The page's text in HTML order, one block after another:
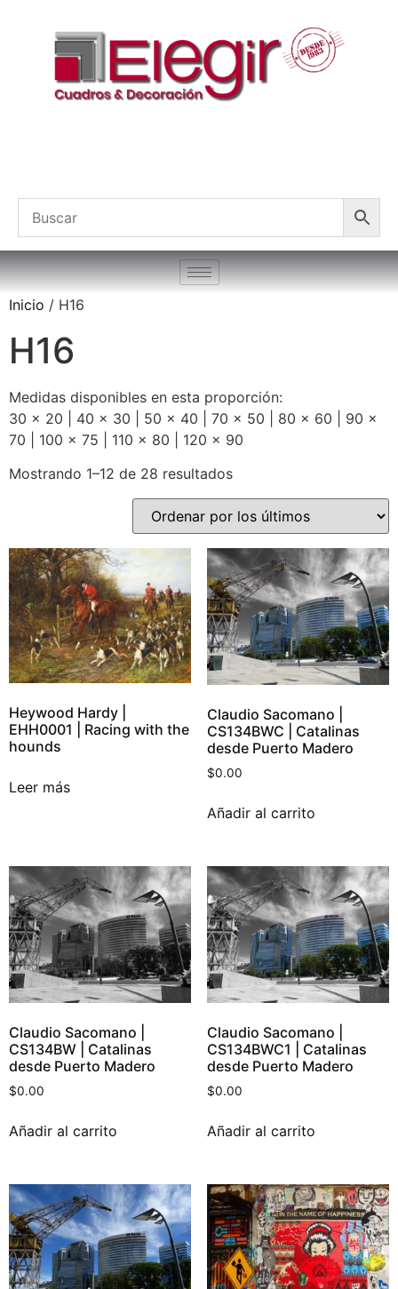
Inicio / H16
H16
Medidas disponibles en esta proporción:
30 x 20 | 40 x 30 | 50 x 40 | 70 x 50 | 80 x 60 | 90 x
70 | 100 x 75 | 110 x 80 | 120 x 90
Mostrando 1–12 de 28 resultados
Heywood Hardy |
EHH0001 | Racing with the
hounds
Leer más
Claudio Sacomano |
CS134BWC | Catalinas
desde Puerto Madero
$0.00
Añadir al carrito
Claudio Sacomano |
CS134BW | Catalinas
desde Puerto Madero
$0.00
Añadir al carrito
Claudio Sacomano |
CS134BWC1 | Catalinas
desde Puerto Madero
$0.00
Añadir al carrito